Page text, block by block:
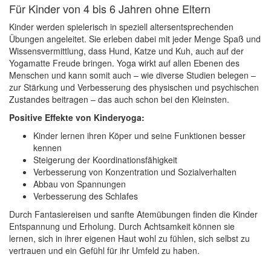
Für Kinder von 4 bis 6 Jahren ohne Eltern
Kinder werden spielerisch in speziell altersentsprechenden
Übungen angeleitet. Sie erleben dabei mit jeder Menge Spaß und
Wissensvermittlung, dass Hund, Katze und Kuh, auch auf der
Yogamatte Freude bringen. Yoga wirkt auf allen Ebenen des
Menschen und kann somit auch – wie diverse Studien belegen –
zur Stärkung und Verbesserung des physischen und psychischen
Zustandes beitragen – das auch schon bei den Kleinsten.
Positive Effekte von Kinderyoga:
Kinder lernen ihren Köper und seine Funktionen besser
kennen
Steigerung der Koordinationsfähigkeit
Verbesserung von Konzentration und Sozialverhalten
Abbau von Spannungen
Verbesserung des Schlafes
Durch Fantasiereisen und sanfte Atemübungen finden die Kinder
Entspannung und Erholung. Durch Achtsamkeit können sie
lernen, sich in ihrer eigenen Haut wohl zu fühlen, sich selbst zu
vertrauen und ein Gefühl für ihr Umfeld zu haben.